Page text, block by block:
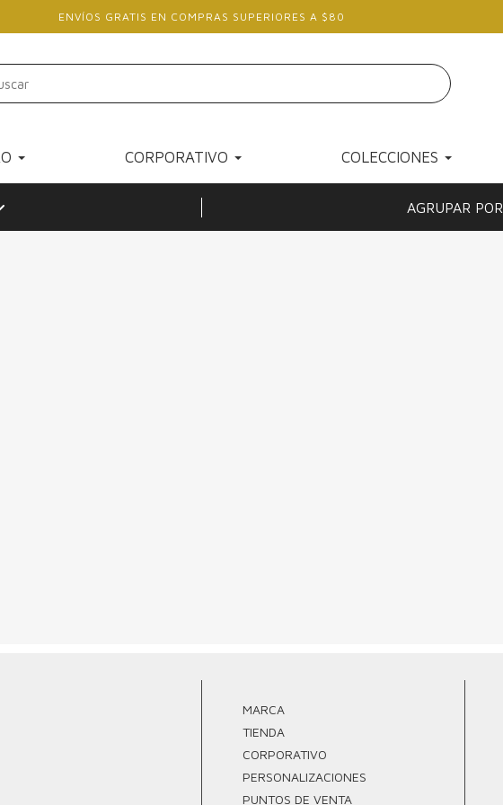
ENVÍOS GRATIS EN COMPRAS SUPERIORES A $80
CORPORATIVO COLECCIONES
AGRUPAR POR
MARCA
TIENDA
CORPORATIVO
PERSONALIZACIONES
PUNTOS DE VENTA